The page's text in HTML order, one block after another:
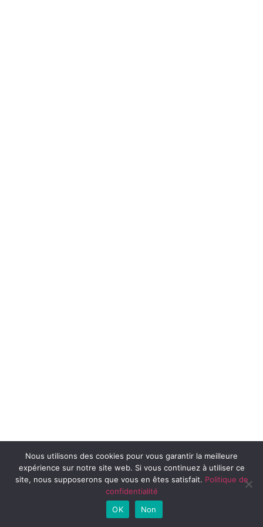
Nous utilisons des cookies pour vous garantir la meilleure
expérience sur notre site web. Si vous continuez à utiliser ce
site, nous supposerons que vous en êtes satisfait. Politique de
confidentialité
OK
Non